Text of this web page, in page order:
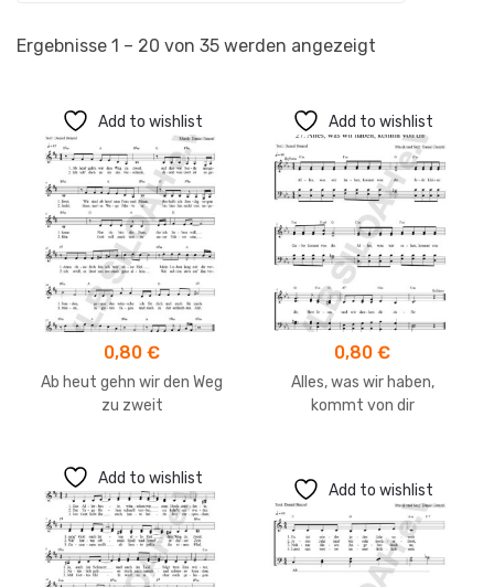
Ergebnisse 1 – 20 von 35 werden angezeigt
Add to wishlist
0,80 €
Ab heut gehn wir den Weg
zu zweit
Add to wishlist
0,80 €
Alles, was wir haben,
kommt von dir
Add to wishlist
Add to wishlist